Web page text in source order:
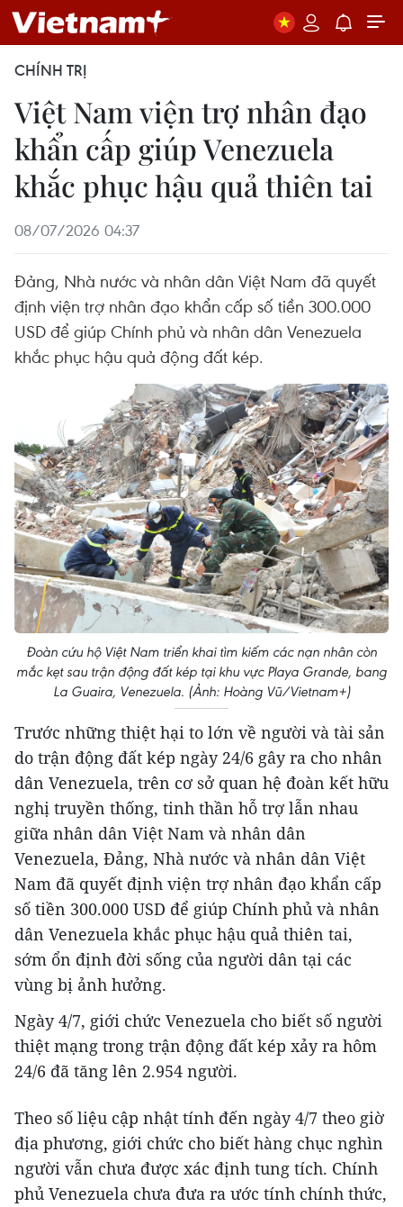
CHÍNH TRỊ
Việt Nam viện trợ nhân đạo
khẩn cấp giúp Venezuela
khắc phục hậu quả thiên tai
08/07/2026 04:37
Đảng, Nhà nước và nhân dân Việt Nam đã quyết
định viện trợ nhân đạo khẩn cấp số tiền 300.000
USD để giúp Chính phủ và nhân dân Venezuela
khắc phục hậu quả động đất kép.
Đoàn cứu hộ Việt Nam triển khai tìm kiếm các nạn nhân còn
mắc kẹt sau trận động đất kép tại khu vực Playa Grande, bang
La Guaira, Venezuela. (Ảnh: Hoàng Vũ/Vietnam+)
Trước những thiệt hại to lớn về người và tài sản
do trận động đất kép ngày 24/6 gây ra cho nhân
dân Venezuela, trên cơ sở quan hệ đoàn kết hữu
nghị truyền thống, tinh thần hỗ trợ lẫn nhau
giữa nhân dân Việt Nam và nhân dân
Venezuela, Đảng, Nhà nước và nhân dân Việt
Nam đã quyết định viện trợ nhân đạo khẩn cấp
số tiền 300.000 USD để giúp Chính phủ và nhân
dân Venezuela khắc phục hậu quả thiên tai,
sớm ổn định đời sống của người dân tại các
vùng bị ảnh hưởng.
Ngày 4/7, giới chức Venezuela cho biết số người
thiệt mạng trong trận động đất kép xảy ra hôm
24/6 đã tăng lên 2.954 người.
Theo số liệu cập nhật tính đến ngày 4/7 theo giờ
địa phương, giới chức cho biết hàng chục nghìn
người vẫn chưa được xác định tung tích. Chính
phủ Venezuela chưa đưa ra ước tính chính thức,